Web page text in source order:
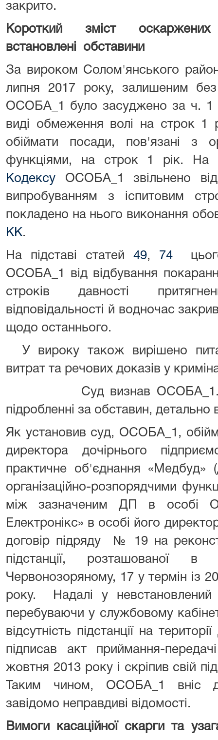
закрито.
Короткий зміст
встановлені обставини
За вироком Солом'янського
липня 2017 року, залишеним
ОСОБА_1 було засуджено за ч. 1
виді обмеження волі на строк 1
обіймати посади, пов'язані з
функціями, на строк 1 рік. На
Кодексу ОСОБА_1 звільнено
випробуванням з іспитовим
покладено на нього виконання
КК.
На підставі статей49, 74
ОСОБА_1 від відбування
строків давності
відповідальності й водночас
щодо останнього.
У вироку також вирішено
витрат та речових доказів у
Суд визнав ОСОБА_1.
підробленні за обставин, детально
Як установив суд, ОСОБА_1,
директора дочірнього
практичне об'єднання «Медбуд»
організаційно-розпорядчими
між зазначеним ДП в особі
Електронікс» в особі його
договір підряду № 19 на
підстанції,
Червонозоряному, 17 у термін із
року. Надалі у
перебуваючи у службовому
відсутність підстанції на
підписав акт приймання-
жовтня 2013 року і скріпив свій
Таким чином, ОСОБА_1 вніс
завідомо неправдиві відомості.
Вимоги касаційної скарги та